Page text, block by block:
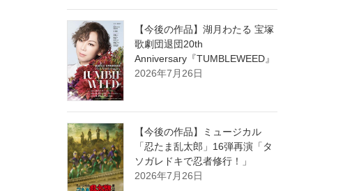
【今後の作品】湖月わたる 宝塚
歌劇団退団20th
Anniversary『TUMBLEWEED』
2026年7月26日
【今後の作品】ミュージカル
「忍たま乱太郎」16弾再演「タ
ソガレドキで忍者修行！」
2026年7月26日